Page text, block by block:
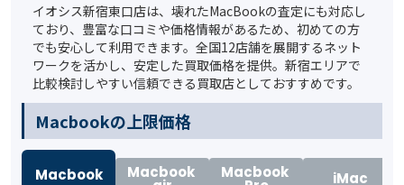
イオシス新宿東口店は、壊れたMacBookの査定にも対応し
ており、豊富な口コミや価格情報があるため、初めての方
でも安心して利用できます。全国12店舗を展開するネット
ワークを活かし、安定した買取価格を提供。新宿エリアで
比較検討しやすい信頼できる買取店としておすすめです。
️Macbookの上限価格
Macbook Macbook Macbook iMac